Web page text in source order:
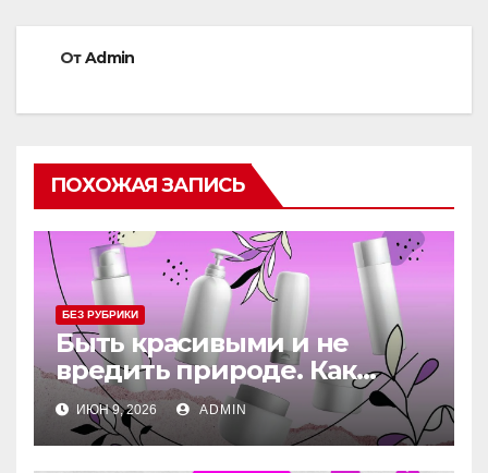
ОтAdmin
ПОХОЖАЯ ЗАПИСЬ
БЕЗ РУБРИКИ
Быть красивыми и не
вредить природе. Как
косметические бренды
становятся eco-friendly –
подборка идей в
ИЮН 9, 2026 ADMIN